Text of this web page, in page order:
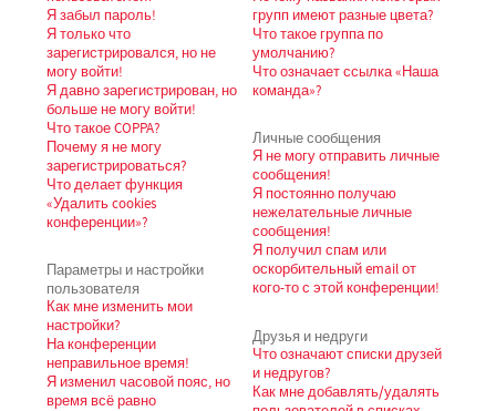
Я забыл пароль!
Я только что
зарегистрировался, но не
могу войти!
Я давно зарегистрирован, но
больше не могу войти!
Что такое COPPA?
Почему я не могу
зарегистрироваться?
Что делает функция
«Удалить cookies
конференции»?
Параметры и настройки
пользователя
Как мне изменить мои
настройки?
На конференции
неправильное время!
Я изменил часовой пояс, но
время всё равно
групп имеют разные цвета?
Что такое группа по
умолчанию?
Что означает ссылка «Наша
команда»?
Личные сообщения
Я не могу отправить личные
сообщения!
Я постоянно получаю
нежелательные личные
сообщения!
Я получил спам или
оскорбительный email от
кого-то с этой конференции!
Друзья и недруги
Что означают списки друзей
и недругов?
Как мне добавлять/удалять